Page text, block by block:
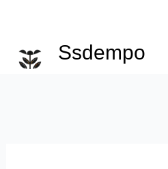
inhoud
Ssdempo